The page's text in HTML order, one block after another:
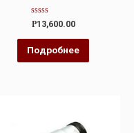
Оценка
0
из
5
Р13,600.00
Подробнее